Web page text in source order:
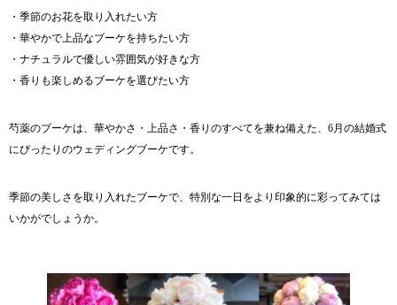
・季節のお花を取り入れたい方
・華やかで上品なブーケを持ちたい方
・ナチュラルで優しい雰囲気が好きな方
・香りも楽しめるブーケを選びたい方
芍薬のブーケは、華やかさ・上品さ・香りのすべてを兼ね備えた、6月の結婚式
にぴったりのウェディングブーケです。
季節の美しさを取り入れたブーケで、特別な一日をより印象的に彩ってみては
いかがでしょうか。